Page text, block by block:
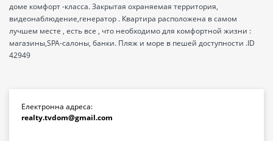
доме комфорт -класса. Закрытая охраняемая территория,
видеонаблюдение,генератор . Квартира расположена в самом
лучшем месте , есть все , что необходимо для комфортной жизни :
магазины,SPA-салоны, банки. Пляж и море в пешей доступности .ID
42949
Електронна адреса:
realty.tvdom@gmail.com